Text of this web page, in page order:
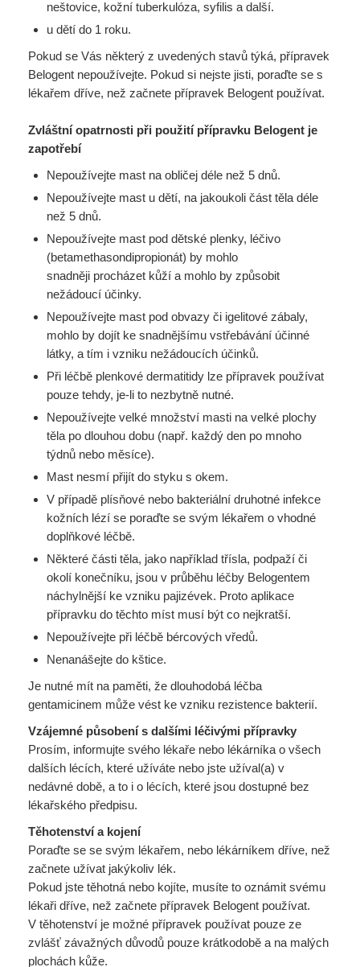
neštovice, kožní tuberkulóza, syfilis a další.
u dětí do 1 roku.
Pokud se Vás některý z uvedených stavů týká, přípravek
Belogent nepoužívejte. Pokud si nejste jisti, poraďte se s
lékařem dříve, než začnete přípravek Belogent používat.
Zvláštní opatrnosti při použití přípravku Belogent je
zapotřebí
Nepoužívejte mast na obličej déle než 5 dnů.
Nepoužívejte mast u dětí, na jakoukoli část těla déle
než 5 dnů.
Nepoužívejte mast pod dětské plenky, léčivo
(betamethasondipropionát) by mohlo
snadněji procházet kůží a mohlo by způsobit
nežádoucí účinky.
Nepoužívejte mast pod obvazy či igelitové zábaly,
mohlo by dojít ke snadnějšímu vstřebávání účinné
látky, a tím i vzniku nežádoucích účinků.
Při léčbě plenkové dermatitidy lze přípravek používat
pouze tehdy, je-li to nezbytně nutné.
Nepoužívejte velké množství masti na velké plochy
těla po dlouhou dobu (např. každý den po mnoho
týdnů nebo měsíce).
Mast nesmí přijít do styku s okem.
V případě plísňové nebo bakteriální druhotné infekce
kožních lézí se poraďte se svým lékařem o vhodné
doplňkové léčbě.
Některé části těla, jako například třísla, podpaží či
okolí konečníku, jsou v průběhu léčby Belogentem
náchylnější ke vzniku pajizévek. Proto aplikace
přípravku do těchto míst musí být co nejkratší.
Nepoužívejte při léčbě bércových vředů.
Nenanášejte do kštice.
Je nutné mít na paměti, že dlouhodobá léčba
gentamicinem může vést ke vzniku rezistence bakterií.
Vzájemné působení s dalšími léčivými přípravky
Prosím, informujte svého lékaře nebo lékárníka o všech
dalších lécích, které užíváte nebo jste užíval(a) v
nedávné době, a to i o lécích, které jsou dostupné bez
lékařského předpisu.
Těhotenství a kojení
Poraďte se se svým lékařem, nebo lékárníkem dříve, než
začnete užívat jakýkoliv lék.
Pokud jste těhotná nebo kojíte, musíte to oznámit svému
lékaři dříve, než začnete přípravek Belogent používat.
V těhotenství je možné přípravek používat pouze ze
zvlášť závažných důvodů pouze krátkodobě a na malých
plochách kůže.